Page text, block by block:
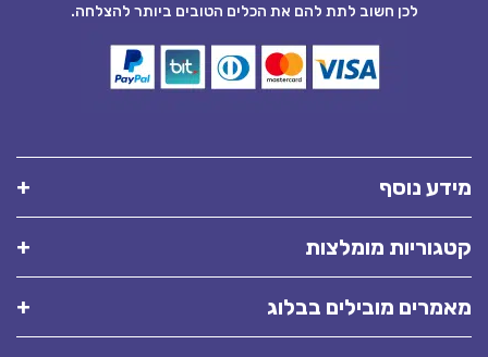
לכן חשוב לתת להם את הכלים הטובים ביותר להצלחה.
מידע נוסף
קטגוריות מומלצות
מאמרים מובילים בבלוג